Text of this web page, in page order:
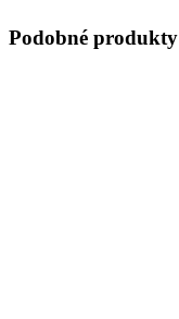
Podobné produkty